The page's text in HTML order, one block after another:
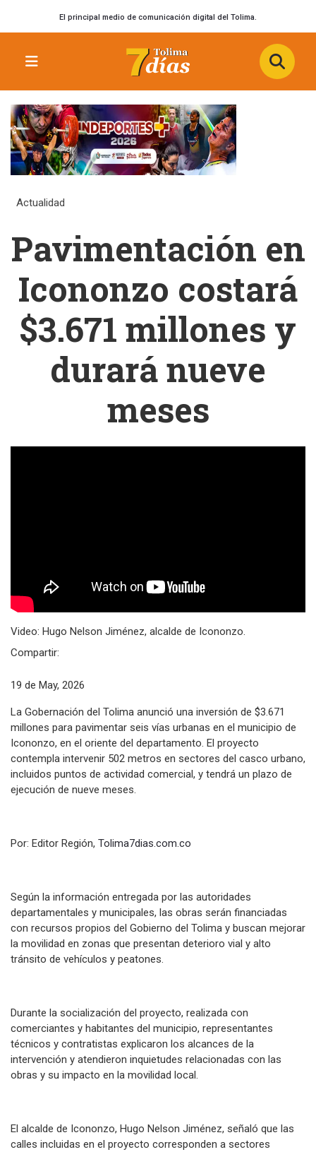
El principal medio de comunicación digital del Tolima.
Actualidad
Pavimentación en
Icononzo costará
$3.671 millones y
durará nueve
meses
Video: Hugo Nelson Jiménez, alcalde de Icononzo.
Compartir:
19 de May, 2026
La Gobernación del Tolima anunció una inversión de $3.671
millones para pavimentar seis vías urbanas en el municipio de
Icononzo, en el oriente del departamento. El proyecto
contempla intervenir 502 metros en sectores del casco urbano,
incluidos puntos de actividad comercial, y tendrá un plazo de
ejecución de nueve meses.
Por: Editor Región, Tolima7dias.com.co
Según la información entregada por las autoridades
departamentales y municipales, las obras serán financiadas
con recursos propios del Gobierno del Tolima y buscan mejorar
la movilidad en zonas que presentan deterioro vial y alto
tránsito de vehículos y peatones.
Durante la socialización del proyecto, realizada con
comerciantes y habitantes del municipio, representantes
técnicos y contratistas explicaron los alcances de la
intervención y atendieron inquietudes relacionadas con las
obras y su impacto en la movilidad local.
El alcalde de Icononzo, Hugo Nelson Jiménez, señaló que las
calles incluidas en el proyecto corresponden a sectores